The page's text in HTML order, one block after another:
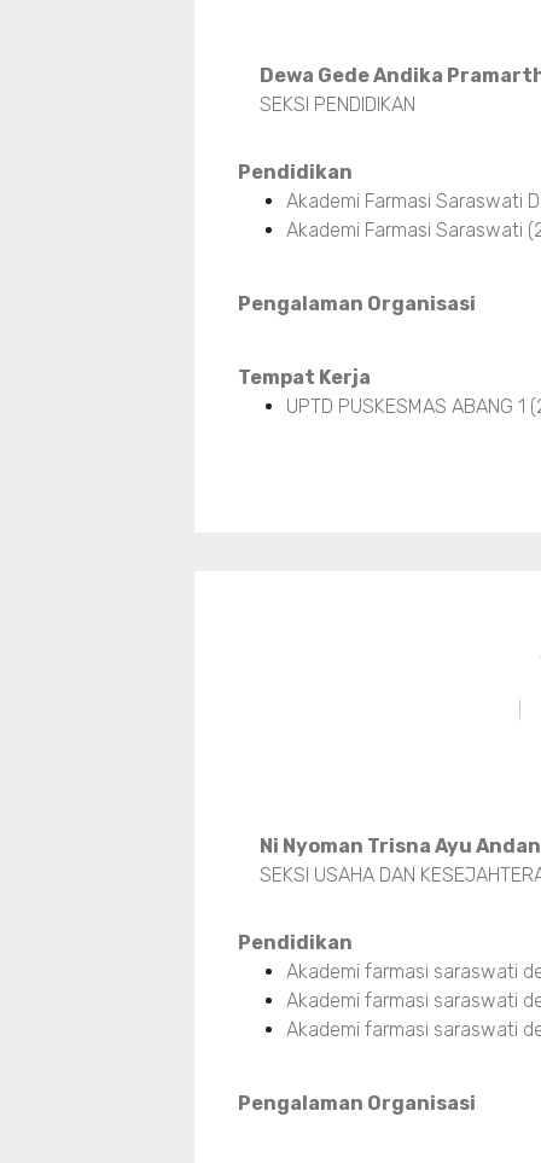
Dewa Gede Andika
SEKSI PENDIDIKAN
Pendidikan
Akademi Farmasi Saraswati
Akademi Farmasi Saraswati
Pengalaman Organisasi
Tempat Kerja
UPTD PUSKESMAS ABANG
Ni Nyoman Trisna Ayu
SEKSI USAHA DAN
Pendidikan
Akademi farmasi saraswati
Akademi farmasi saraswati
Akademi farmasi saraswati
Pengalaman Organisasi